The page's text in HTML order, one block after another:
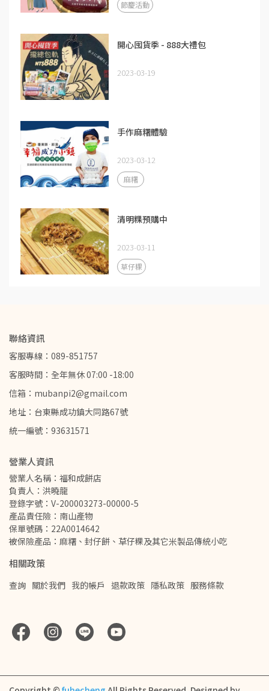
節慶活動
開心囤貨季 - 888大禮包
2023-03-19
手作麻糬體驗
2023-03-12
麻糬
清明粿預購中
2023-03-11
草仔粿
聯絡資訊
客服專線：089-851757
客服時間：全年無休 07:00 -18:00
信箱：mubanpi2@gmail.com
地址：台東縣成功鎮大同路67號
統一編號：93631571
營業人資訊
營業人名稱：福和成餅店
負責人：洪曉龍
登錄字號：V-200003273-00000-5
產品責任險：南山產物
保單號碼：22A0014642
被保險產品：麻糬、封仔餅、草仔粿及其它米製品傳統小吃
相關政策
查詢 關於我們 我的帳戶 退款政策 隱私政策 服務條款